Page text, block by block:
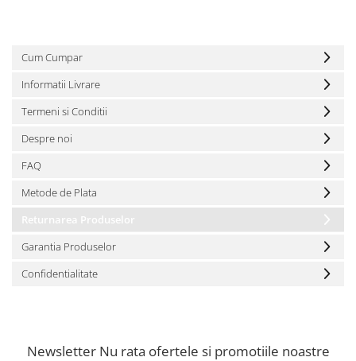
Cum Cumpar
Informatii Livrare
Termeni si Conditii
Despre noi
FAQ
Metode de Plata
Returnarea Produselor
Garantia Produselor
Confidentialitate
Newsletter Nu rata ofertele si promotiile noastre